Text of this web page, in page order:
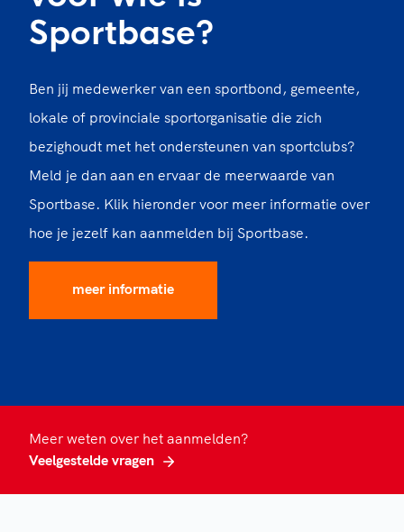
Sportbase?
Ben jij medewerker van een sportbond, gemeente,
lokale of provinciale sportorganisatie die zich
bezighoudt met het ondersteunen van sportclubs?
Meld je dan aan en ervaar de meerwaarde van
Sportbase. Klik hieronder voor meer informatie over
hoe je jezelf kan aanmelden bij Sportbase.
meer informatie
Meer weten over het aanmelden?
Veelgestelde vragen